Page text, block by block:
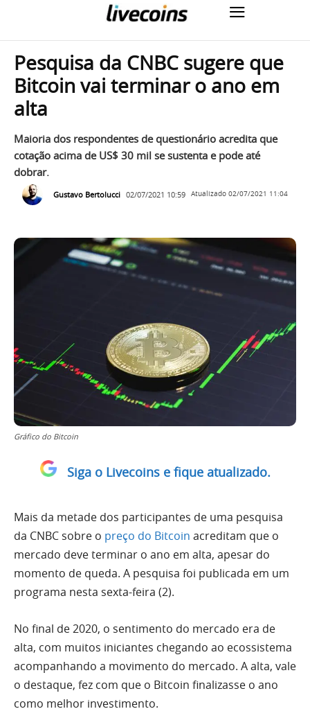
Pesquisa da CNBC sugere que
Bitcoin vai terminar o ano em
alta
Maioria dos respondentes de questionário acredita que
cotação acima de US$ 30 mil se sustenta e pode até
dobrar.
Gustavo Bertolucci 02/07/2021 10:59 Atualizado 02/07/2021 11:04
Gráfico do Bitcoin
Siga o Livecoins e fique atualizado.
Mais da metade dos participantes de uma pesquisa
da CNBC sobre o preço do Bitcoin acreditam que o
mercado deve terminar o ano em alta, apesar do
momento de queda. A pesquisa foi publicada em um
programa nesta sexta-feira (2).
No final de 2020, o sentimento do mercado era de
alta, com muitos iniciantes chegando ao ecossistema
acompanhando a movimento do mercado. A alta, vale
o destaque, fez com que o Bitcoin finalizasse o ano
como melhor investimento.